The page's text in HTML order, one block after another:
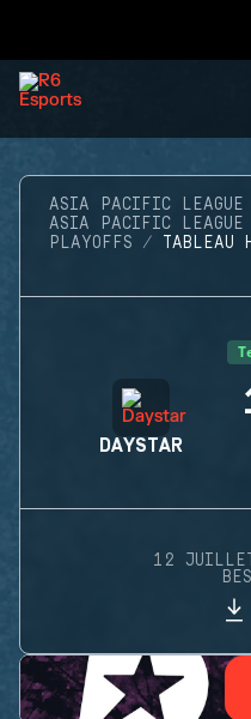
ASIA PACIFIC LEAGUE
ASIA PACIFIC
PLAYOFFS
TABLEAU
DAYSTAR
12